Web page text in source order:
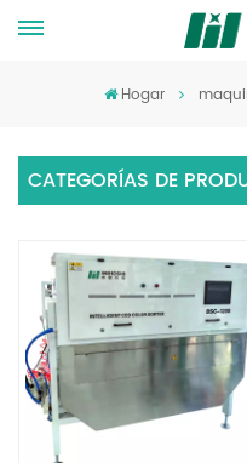
Hogar
CATEGORÍAS DE